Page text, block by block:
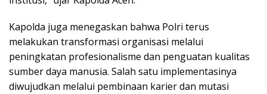
Kapolda juga menegaskan bahwa Polri terus
melakukan transformasi organisasi melalui
peningkatan profesionalisme dan penguatan kualitas
sumber daya manusia. Salah satu implementasinya
diwujudkan melalui pembinaan karier dan mutasi